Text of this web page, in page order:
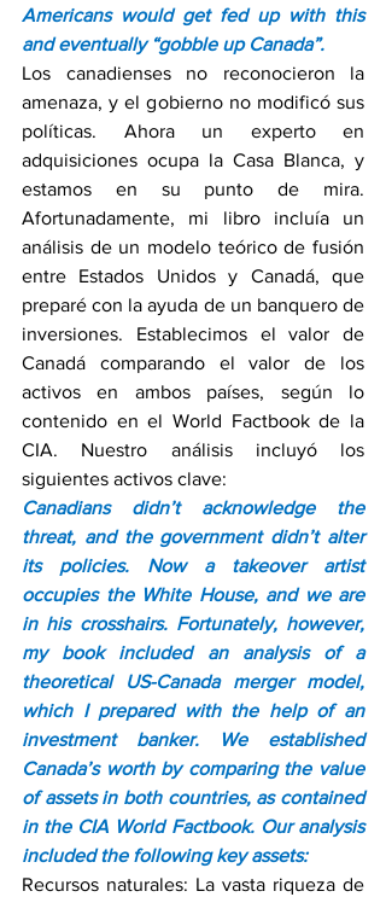
Americans would get fed up with this
and eventually “gobble up Canada”.
Los canadienses no reconocieron la
amenaza, y el gobierno no modificó sus
políticas. Ahora un experto en
adquisiciones ocupa la Casa Blanca, y
estamos en su punto de mira.
Afortunadamente, mi libro incluía un
análisis de un modelo teórico de fusión
entre Estados Unidos y Canadá, que
preparé con la ayuda de un banquero de
inversiones. Establecimos el valor de
Canadá comparando el valor de los
activos en ambos países, según lo
contenido en el World Factbook de la
CIA. Nuestro análisis incluyó los
siguientes activos clave:
Canadians didn’t acknowledge the
threat, and the government didn’t alter
its policies. Now a takeover artist
occupies the White House, and we are
in his crosshairs. Fortunately, however,
my book included an analysis of a
theoretical US-Canada merger model,
which I prepared with the help of an
investment banker. We established
Canada’s worth by comparing the value
of assets in both countries, as contained
in the CIA World Factbook. Our analysis
included the following key assets:
Recursos naturales: La vasta riqueza de